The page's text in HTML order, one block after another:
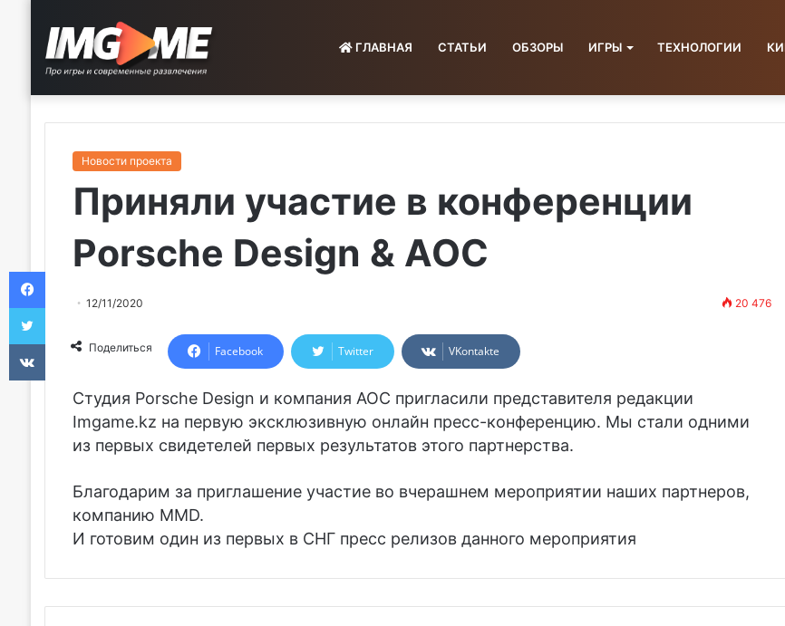
ГЛАВНАЯ СТАТЬИ ОБЗОРЫ ИГРЫ ТЕХНОЛОГИИ
Новости проекта
Приняли участие в конференции
Porsche Design & AOC
12/11/2020 20 476
Поделиться Facebook Twitter VKontakte
Студия Porsche Design и компания AOC пригласили представителя редакции
Imgame.kz на первую эксклюзивную онлайн пресс-конференцию. Мы стали одними
из первых свидетелей первых результатов этого партнерства.
Благодарим за приглашение участие во вчерашнем мероприятии наших партнеров,
компанию MMD.
И готовим один из первых в СНГ пресс релизов данного мероприятия
Twitter
VKontakte